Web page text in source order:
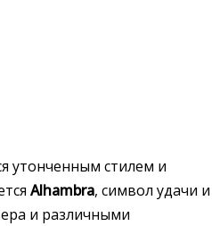
утонченным стилем и
Alhambra, символ удачи и
и различными